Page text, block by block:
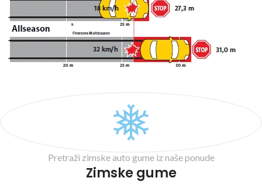
Pretraži zimske auto gume iz naše ponude
Zimske gume